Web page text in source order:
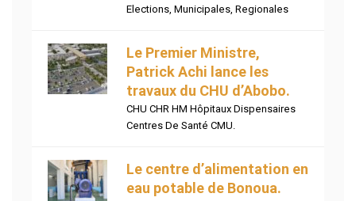
Elections Municipales Regionales
Le Premier Ministre,
Patrick Achi lance les
travaux du CHU d’Abobo.
CHU CHR HM Hôpitaux Dispensaires
Centres De Santé CMU.
Le centre d’alimentation en
eau potable de Bonoua.